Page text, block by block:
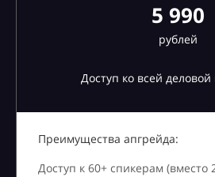
5 990
рублей
Доступ ко всей
Преимущества апгрейда:
Доступ к 60+ спикерам (вместо